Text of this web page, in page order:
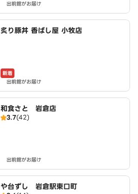
出前館がお届け
炙り豚丼 香ばし屋 小牧店
新着
出前館がお届け
和食さと 岩倉店
3.7(42)
出前館がお届け
や台ずし 岩倉駅東口町